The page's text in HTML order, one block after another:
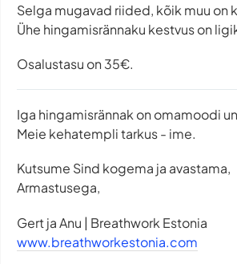
Selga mugavad riided, kõik muu on
Ühe hingamisrännaku kestvus on
Osalustasu on 35€.
Iga hingamisrännak on omamoodi
Meie kehatempli tarkus - ime.
Kutsume Sind kogema ja avastama,
Armastusega,
Gert ja Anu | Breathwork Estonia
www.breathworkestonia.com